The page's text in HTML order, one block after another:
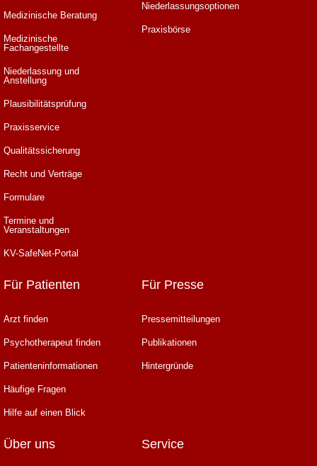
Medizinische Beratung
Medizinische
Fachangestellte
Niederlassung und
Anstellung
Plausibilitätsprüfung
Praxisservice
Qualitätssicherung
Recht und Verträge
Formulare
Termine und
Veranstaltungen
KV-SafeNet-Portal
Niederlassungsoptionen
Praxisbörse
Für Patienten
Arzt finden
Psychotherapeut finden
Patienteninformationen
Häufige Fragen
Hilfe auf einen Blick
Für Presse
Pressemitteilungen
Publikationen
Hintergründe
Über uns Service